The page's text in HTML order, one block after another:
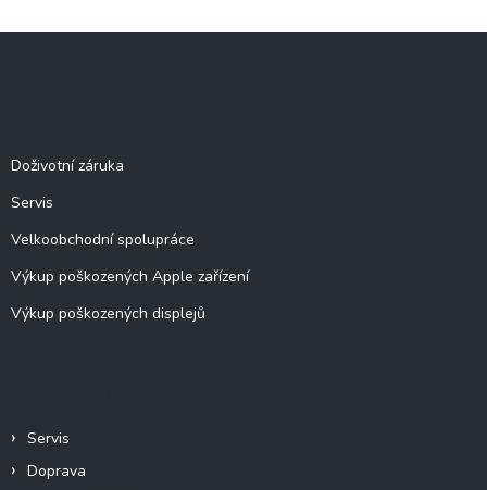
Doživotní záruka
Servis
Velkoobchodní spolupráce
Výkup poškozených Apple zařízení
Výkup poškozených displejů
Servis
Doprava